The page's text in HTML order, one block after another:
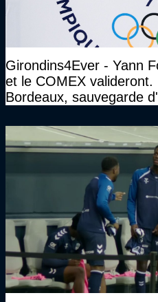
Girondins4Ever - Yann
et le COMEX
Bordeaux, sauvegarde